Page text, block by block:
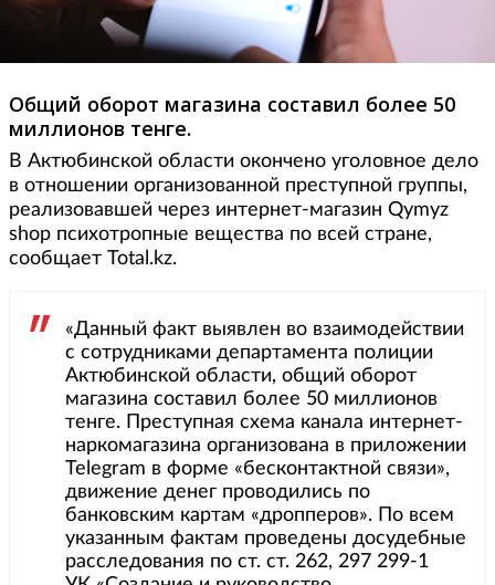
Общий оборот магазина составил более 50
миллионов тенге.
В Актюбинской области окончено уголовное дело
в отношении организованной преступной группы,
реализовавшей через интернет-магазин Qymyz
shop психотропные вещества по всей стране,
сообщает Total.kz.
«Данный факт выявлен во взаимодействии
с сотрудниками департамента полиции
Актюбинской области, общий оборот
магазина составил более 50 миллионов
тенге. Преступная схема канала интернет-
наркомагазина организована в приложении
Telegram в форме «бесконтактной связи»,
движение денег проводились по
банковским картам «дропперов». По всем
указанным фактам проведены досудебные
расследования по ст. ст. 262, 297 299-1